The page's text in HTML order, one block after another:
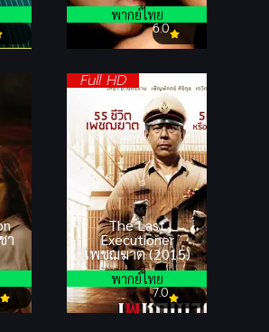
6.0
พากย์ไทย
า
Full HD
The Last
Executioner
เพชฌฆาต (2015)
7.0
พากย์ไทย